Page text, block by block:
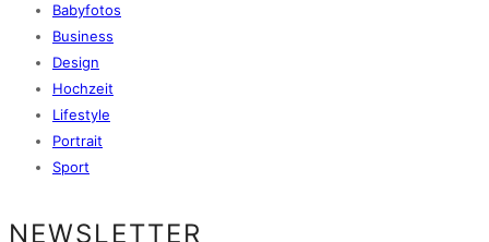
Babyfotos
Business
Design
Hochzeit
Lifestyle
Portrait
Sport
NEWSLETTER